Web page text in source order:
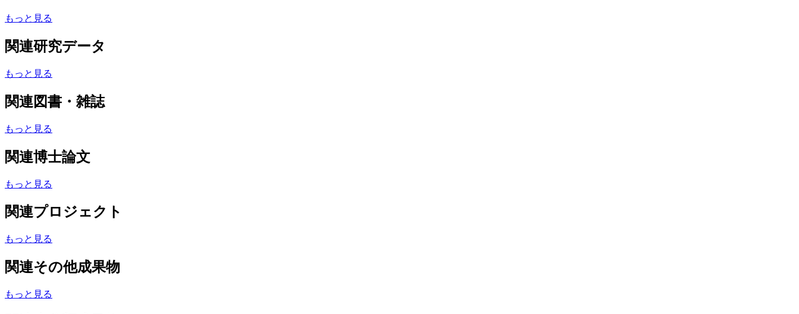
もっと見る
関連研究データ
もっと見る
関連図書・雑誌
もっと見る
関連博士論文
もっと見る
関連プロジェクト
もっと見る
関連その他成果物
もっと見る